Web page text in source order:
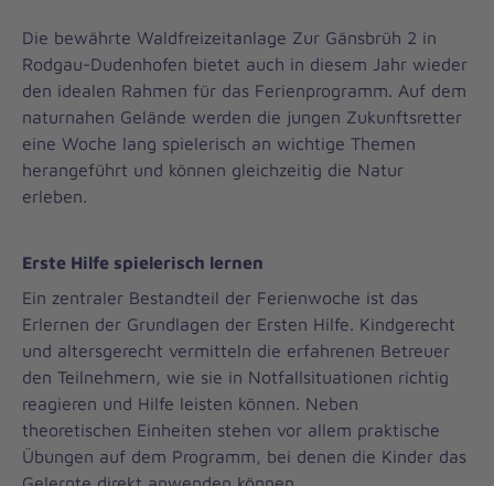
Die bewährte Waldfreizeitanlage Zur Gänsbrüh 2 in
Rodgau-Dudenhofen bietet auch in diesem Jahr wieder
den idealen Rahmen für das Ferienprogramm. Auf dem
naturnahen Gelände werden die jungen Zukunftsretter
eine Woche lang spielerisch an wichtige Themen
herangeführt und können gleichzeitig die Natur
erleben.
Erste Hilfe spielerisch lernen
Ein zentraler Bestandteil der Ferienwoche ist das
Erlernen der Grundlagen der Ersten Hilfe. Kindgerecht
und altersgerecht vermitteln die erfahrenen Betreuer
den Teilnehmern, wie sie in Notfallsituationen richtig
reagieren und Hilfe leisten können. Neben
theoretischen Einheiten stehen vor allem praktische
Übungen auf dem Programm, bei denen die Kinder das